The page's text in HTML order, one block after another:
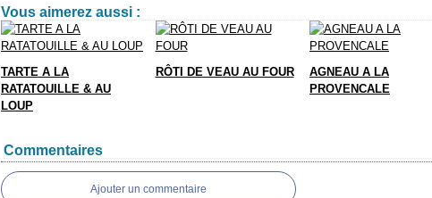
Vous aimerez aussi :
TARTE A LA
RATATOUILLE & AU
LOUP
RÔTI DE VEAU AU FOUR
AGNEAU A LA
PROVENCALE
Commentaires
Ajouter un commentaire